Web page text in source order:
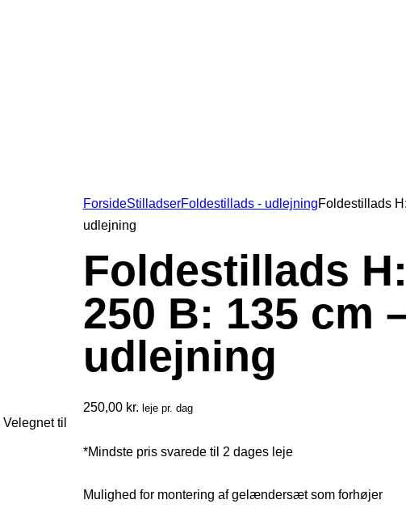
ForsideStilladserFoldestillads - udlejningFoldestillads
udlejning
Foldestillads
250 B: 135 cm
udlejning
250,00 kr. leje pr. dag
*Mindste pris svarede til 2 dages leje
Mulighed for montering af gelændersæt som forhøjer
til